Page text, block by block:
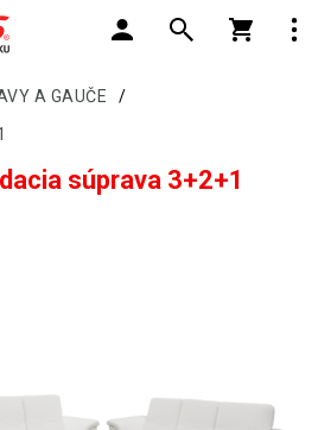
A GAUČE
/
súprava 3+2+1